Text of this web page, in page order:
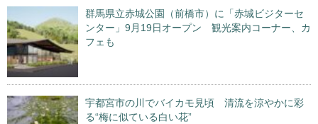
群馬県立赤城公園（前橋市）に「赤城ビジターセ
ンター」9月19日オープン 観光案内コーナー、カ
フェも
宇都宮市の川でバイカモ見頃 清流を涼やかに彩
る“梅に似ている白い花”